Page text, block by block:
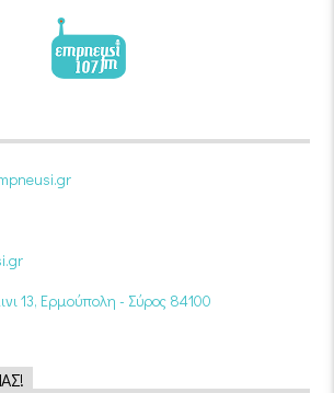
13, Ερμούπολη - Σύρος 84100